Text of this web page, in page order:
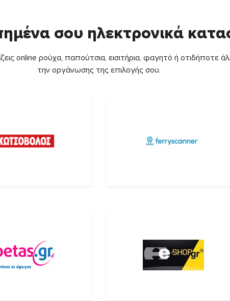
σου ηλεκτρονικά
online ρούχα, παπούτσια, εισιτήρια, φαγητό ή οτιδήποτε
την οργάνωσης της επιλογής σου.